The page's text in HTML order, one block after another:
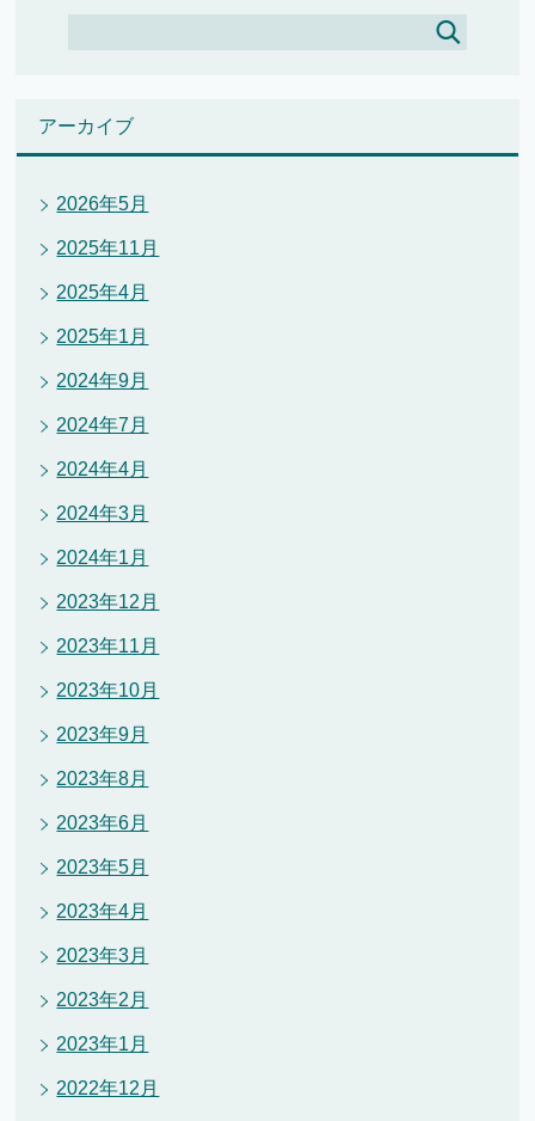
アーカイブ
2026年5月
2025年11月
2025年4月
2025年1月
2024年9月
2024年7月
2024年4月
2024年3月
2024年1月
2023年12月
2023年11月
2023年10月
2023年9月
2023年8月
2023年6月
2023年5月
2023年4月
2023年3月
2023年2月
2023年1月
2022年12月